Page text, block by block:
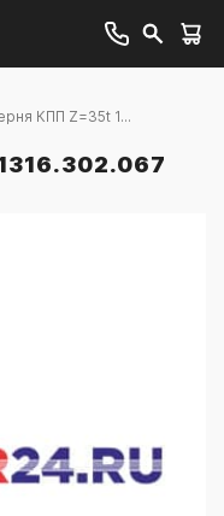
КПП Z=35t 1...